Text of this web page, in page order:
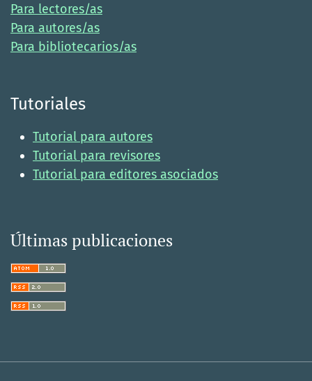
Para lectores/as
Para autores/as
Para bibliotecarios/as
Tutoriales
Tutorial para autores
Tutorial para revisores
Tutorial para editores asociados
Últimas publicaciones